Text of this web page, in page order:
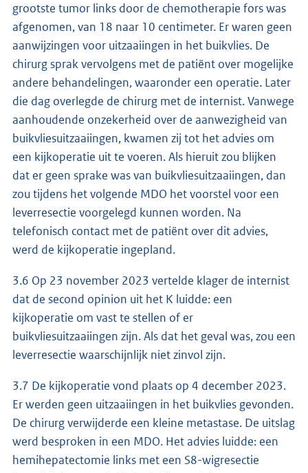
grootste tumor links door de chemotherapie fors was
afgenomen, van 18 naar 10 centimeter. Er waren geen
aanwijzingen voor uitzaaiingen in het buikvlies. De
chirurg sprak vervolgens met de patiënt over mogelijke
andere behandelingen, waaronder een operatie. Later
die dag overlegde de chirurg met de internist. Vanwege
aanhoudende onzekerheid over de aanwezigheid van
buikvliesuitzaaiingen, kwamen zij tot het advies om
een kijkoperatie uit te voeren. Als hieruit zou blijken
dat er geen sprake was van buikvliesuitzaaiingen, dan
zou tijdens het volgende MDO het voorstel voor een
leverresectie voorgelegd kunnen worden. Na
telefonisch contact met de patiënt over dit advies,
werd de kijkoperatie ingepland.
3.6 Op 23 november 2023 vertelde klager de internist
dat de second opinion uit het K luidde: een
kijkoperatie om vast te stellen of er
buikvliesuitzaaiingen zijn. Als dat het geval was, zou een
leverresectie waarschijnlijk niet zinvol zijn.
3.7 De kijkoperatie vond plaats op 4 december 2023.
Er werden geen uitzaaiingen in het buikvlies gevonden.
De chirurg verwijderde een kleine metastase. De uitslag
werd besproken in een MDO. Het advies luidde: een
hemihepatectomie links met een S8-wigresectie